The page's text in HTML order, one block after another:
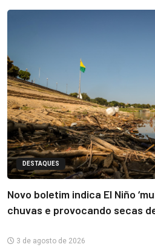
DESTAQUES
Novo boletim indica El Niño
chuvas e provocando secas
3 de agosto de 2026